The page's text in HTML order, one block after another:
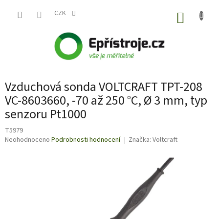
CZK
Vzduchová sonda VOLTCRAFT TPT-208
VC-8603660, -70 až 250 °C, Ø 3 mm, typ
senzoru Pt1000
T5979
Průměrné
Neohodnoceno Podrobnosti hodnocení Značka: Voltcraft